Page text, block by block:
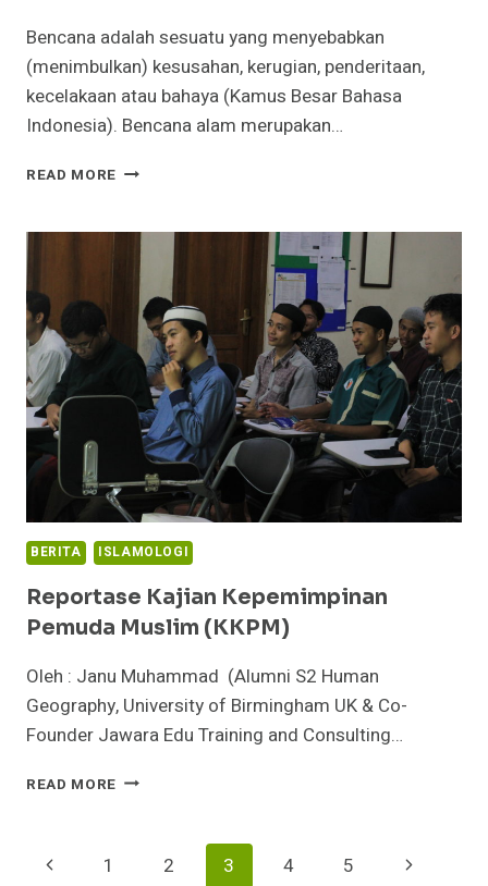
Bencana adalah sesuatu yang menyebabkan
(menimbulkan) kesusahan, kerugian, penderitaan,
kecelakaan atau bahaya (Kamus Besar Bahasa
Indonesia). Bencana alam merupakan…
READ MORE REPORTASE
PEMUDA
MUSLIM
BERITA ISLAMOLOGI
Reportase Kajian Kepemimpinan
Pemuda Muslim (KKPM)
Oleh : Janu Muhammad (Alumni S2 Human
Geography, University of Birmingham UK & Co-
Founder Jawara Edu Training and Consulting…
READ MORE REPORTASE
MUSLIM
Page
Previous
1 2 3 4 5
Next